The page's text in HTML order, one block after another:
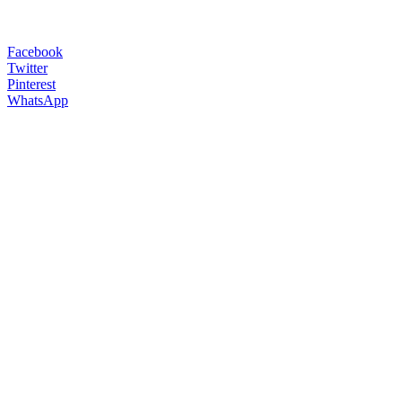
Facebook
Twitter
Pinterest
WhatsApp